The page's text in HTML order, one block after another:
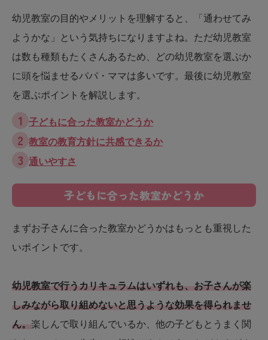
幼児教室の目的やメリットを理解すると、「通わせてみ
ようかな」という気持ちになりますよね。ただ幼児教室
は数も種類もたくさんあるため、どの幼児教室を選ぶか
に頭を悩ませるパパ・ママは多いです。最後に幼児教室
を選ぶポイントを解説します。
子どもに合った教室かどうか
教室の教育方針に共感できるか
通いやすさ
子どもに合った教室かどうか
まずお子さんに合った教室かどうかはもっとも重視した
いポイントです。
幼児教室で行うカリキュラムはいずれも、お子さんが楽
しみながら取り組めないと思うような効果を得られませ
ん。 楽しんで取り組んでいるか、他の子どもとうまく関